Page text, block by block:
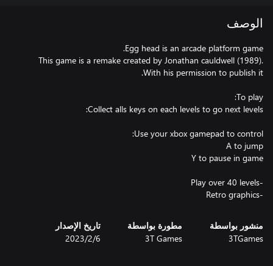
الوصف
This game is a remake created by Jonathan cauldwell (1989).
-Retro graphics
منشور بواسطة
3TGames
مطورة بواسطة
3T Games
تاريخ الإصدار
6‏/2‏/2023